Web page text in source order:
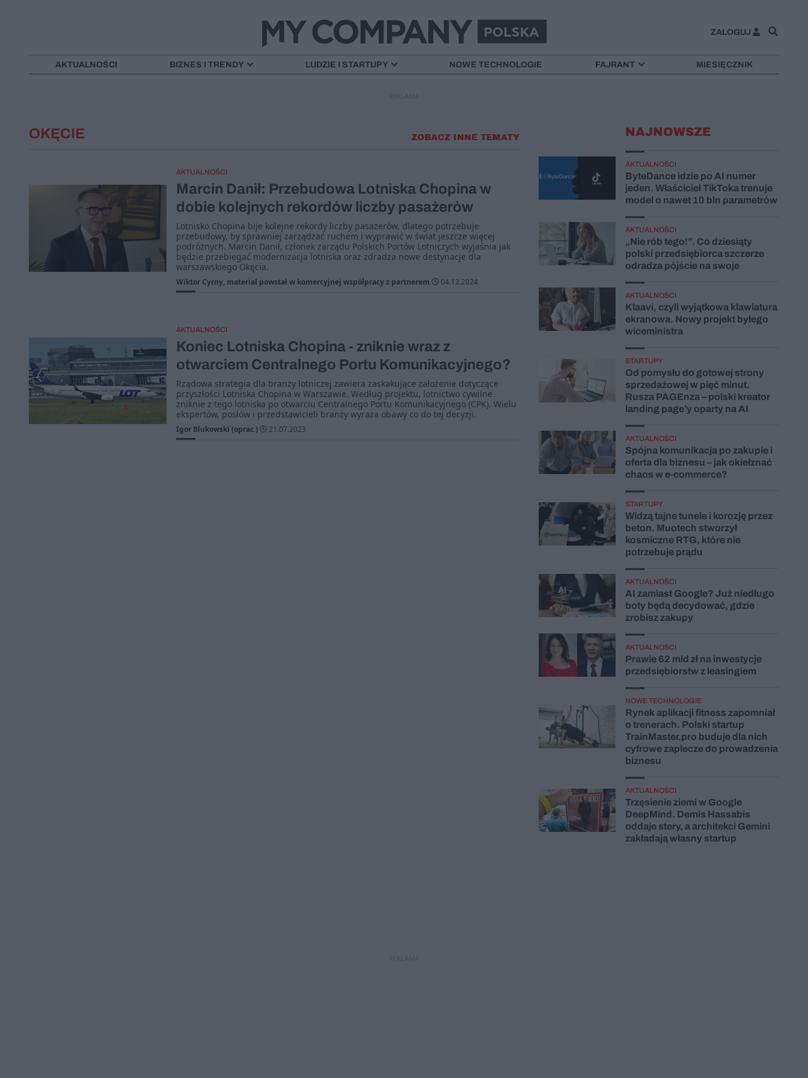
ZALOGUJ
AKTUALNOŚCI BIZNES I TRENDY LUDZIE I STARTUPY NOWE TECHNOLOGIE FAJRANT MIESIĘCZNIK
OKĘCIE ZOBACZ INNE TEMATY
AKTUALNOŚCI
Marcin Danił: Przebudowa Lotniska Chopina w
dobie kolejnych rekordów liczby pasażerów
Lotnisko Chopina bije kolejne rekordy liczby pasażerów, dlatego potrzebuje
przebudowy, by sprawniej zarządzać ruchem i wyprawić w świat jeszcze więcej
podróżnych. Marcin Danił, członek zarządu Polskich Portów Lotniczych wyjaśnia jak
będzie przebiegać modernizacja lotniska oraz zdradza nowe destynacje dla
warszawskiego Okęcia.
Wiktor Cyrny, materiał powstał w komercyjnej współpracy z partnerem 04.12.2024
AKTUALNOŚCI
Koniec Lotniska Chopina - zniknie wraz z
otwarciem Centralnego Portu Komunikacyjnego?
Rządowa strategia dla branży lotniczej zawiera zaskakujące założenie dotyczące
przyszłości Lotniska Chopina w Warszawie. Według projektu, lotnictwo cywilne
zniknie z tego lotniska po otwarciu Centralnego Portu Komunikacyjnego (CPK). Wielu
ekspertów, posłów i przedstawicieli branży wyraża obawy co do tej decyzji.
Igor Blukowski (oprac.) 21.07.2023
NAJNOWSZE
AKTUALNOŚCI
ByteDance idzie po AI numer
jeden. Właściciel TikToka trenuje
model o nawet 10 bln parametrów
AKTUALNOŚCI
„Nie rób tego!”. Co dziesiąty
polski przedsiębiorca szczerze
odradza pójście na swoje
AKTUALNOŚCI
Klaavi, czyli wyjątkowa klawiatura
ekranowa. Nowy projekt byłego
wiceministra
STARTUPY
Od pomysłu do gotowej strony
sprzedażowej w pięć minut.
Rusza PAGEnza – polski kreator
landing page’y oparty na AI
AKTUALNOŚCI
Spójna komunikacja po zakupie i
oferta dla biznesu – jak okiełznać
chaos w e-commerce?
STARTUPY
Widzą tajne tunele i korozję przez
beton. Muotech stworzył
kosmiczne RTG, które nie
potrzebuje prądu
AKTUALNOŚCI
AI zamiast Google? Już niedługo
boty będą decydować, gdzie
zrobisz zakupy
AKTUALNOŚCI
Prawie 62 mld zł na inwestycje
przedsiębiorstw z leasingiem
NOWE TECHNOLOGIE
Rynek aplikacji fitness zapomniał
o trenerach. Polski startup
TrainMaster.pro buduje dla nich
cyfrowe zaplecze do prowadzenia
biznesu
AKTUALNOŚCI
Trzęsienie ziemi w Google
DeepMind. Demis Hassabis
oddaje stery, a architekci Gemini
zakładają własny startup